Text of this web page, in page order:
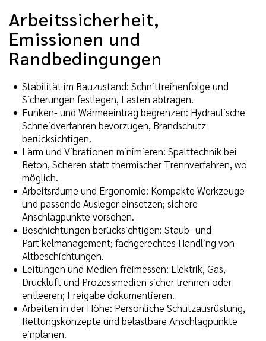
Arbeitssicherheit,
Emissionen und
Randbedingungen
Stabilität im Bauzustand: Schnittreihenfolge und
Sicherungen festlegen, Lasten abtragen.
Funken- und Wärmeeintrag begrenzen: Hydraulische
Schneidverfahren bevorzugen, Brandschutz
berücksichtigen.
Lärm und Vibrationen minimieren: Spalttechnik bei
Beton, Scheren statt thermischer Trennverfahren, wo
möglich.
Arbeitsräume und Ergonomie: Kompakte Werkzeuge
und passende Ausleger einsetzen; sichere
Anschlagpunkte vorsehen.
Beschichtungen berücksichtigen: Staub- und
Partikelmanagement; fachgerechtes Handling von
Altbeschichtungen.
Leitungen und Medien freimessen: Elektrik, Gas,
Druckluft und Prozessmedien sicher trennen oder
entleeren; Freigabe dokumentieren.
Arbeiten in der Höhe: Persönliche Schutzausrüstung,
Rettungskonzepte und belastbare Anschlagpunkte
einplanen.